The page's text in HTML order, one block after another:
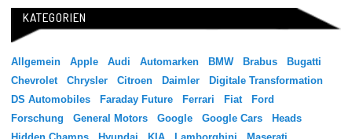
KATEGORIEN
Allgemein Apple Audi Automarken BMW Brabus
Bugatti
Chevrolet
Chrysler Citroen Daimler
Digitale Transformation
DS Automobiles
Faraday Future Ferrari Fiat
Ford
Forschung
General Motors Google Google Cars
Heads